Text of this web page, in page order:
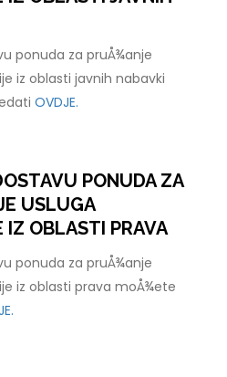
ponuda za pruÅ¾anje
iz oblasti javnih nabavki
OVDJE.
PONUDA ZA
USLUGA
IZ OBLASTI PRAVA
ponuda za pruÅ¾anje
iz oblasti prava moÅ¾ete